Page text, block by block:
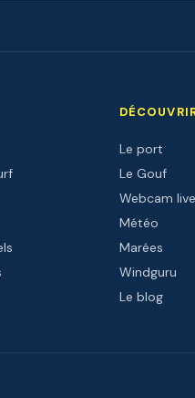
Le port
Le Gouf
Webcam live
Météo
Marées
Windguru
Le blog